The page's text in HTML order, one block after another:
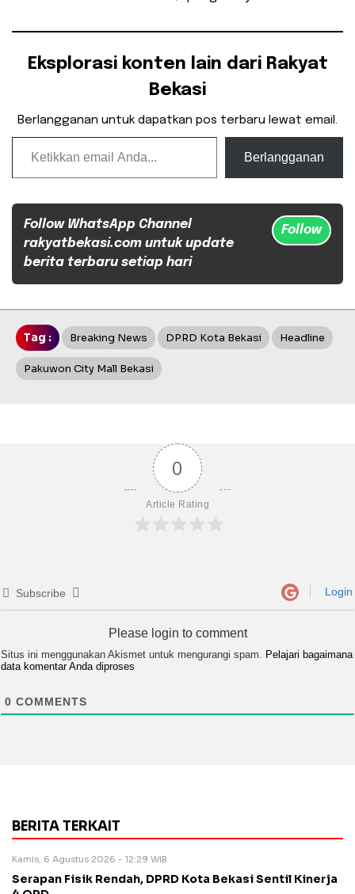
Eksplorasi konten lain dari Rakyat
Bekasi
Berlangganan untuk dapatkan pos terbaru lewat email.
Ketikkan email Anda...
Berlangganan
Follow WhatsApp Channel
rakyatbekasi.com untuk update
berita terbaru setiap hari
Follow
Tag : Breaking News DPRD Kota Bekasi Headline
Pakuwon City Mall Bekasi
0
Article Rating
Subscribe Login
Please login to comment
Situs ini menggunakan Akismet untuk mengurangi spam. Pelajari bagaimana
data komentar Anda diproses
0 COMMENTS
BERITA TERKAIT
Kamis, 6 Agustus 2026 - 12:29 WIB
Serapan Fisik Rendah, DPRD Kota Bekasi Sentil Kinerja